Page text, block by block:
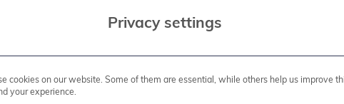
a central platform for modern Proxmox VE-based
at scale. It is increasingly seen as a powerful multi
tools start to fall short and even the native
Privacy settings
cookies on our website. Some of them are essential, while others help us improve
your experience.